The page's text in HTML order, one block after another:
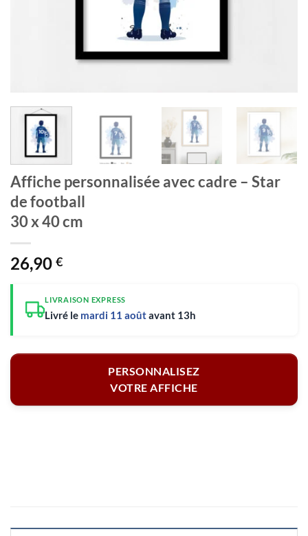
Affiche personnalisée avec cadre – Star
de football
30 x 40 cm
26,90 €
LIVRAISON EXPRESS
Livré le mardi 11 aoûtavant 13h
PERSONNALISEZ
VOTRE AFFICHE